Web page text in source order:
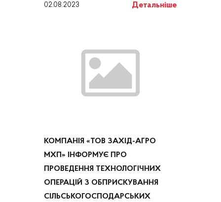
02.08.2023 Детальніше
КОМПАНІЯ «ТОВ ЗАХІД-АГРО
МХП» ІНФОРМУЄ ПРО
ПРОВЕДЕННЯ ТЕХНОЛОГІЧНИХ
ОПЕРАЦІЙ З ОБПРИСКУВАННЯ
СІЛЬСЬКОГОСПОДАРСЬКИХ